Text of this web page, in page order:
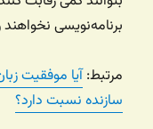
برنامه‌نویسی
مرتبط:آیا موفقیت
سازنده نسبت دارد؟